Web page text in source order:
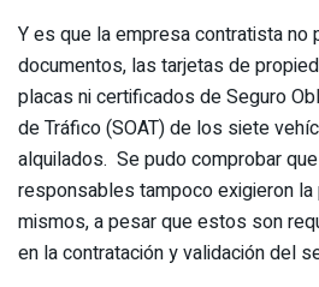
Y es que la empresa contratista no
documentos, las tarjetas de
placas ni certificados de Seguro
de Tráfico (SOAT) de los siete
alquilados. Se pudo comprobar
responsables tampoco exigieron
mismos, a pesar que estos son
en la contratación y validación del